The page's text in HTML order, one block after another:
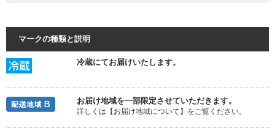
マークの種類と説明
冷蔵にてお届けいたします。
お届け地域を一部限定させていただきます。
詳しくは【お届け地域について】をご覧ください。